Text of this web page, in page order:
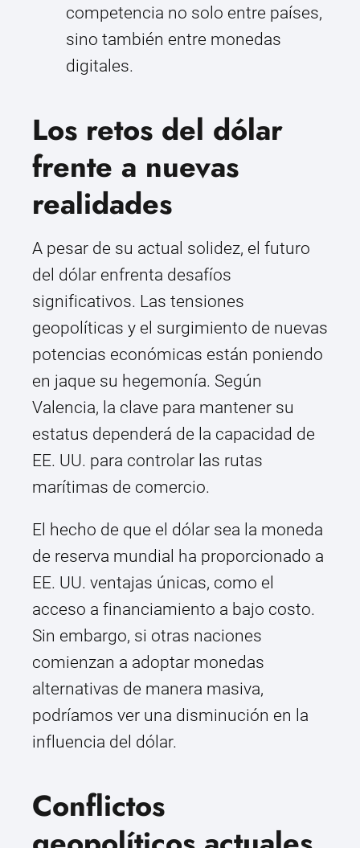
competencia no solo entre países,
sino también entre monedas
digitales.
Los retos del dólar
frente a nuevas
realidades
A pesar de su actual solidez, el futuro
del dólar enfrenta desafíos
significativos. Las tensiones
geopolíticas y el surgimiento de nuevas
potencias económicas están poniendo
en jaque su hegemonía. Según
Valencia, la clave para mantener su
estatus dependerá de la capacidad de
EE. UU. para controlar las rutas
marítimas de comercio.
El hecho de que el dólar sea la moneda
de reserva mundial ha proporcionado a
EE. UU. ventajas únicas, como el
acceso a financiamiento a bajo costo.
Sin embargo, si otras naciones
comienzan a adoptar monedas
alternativas de manera masiva,
podríamos ver una disminución en la
influencia del dólar.
Conflictos